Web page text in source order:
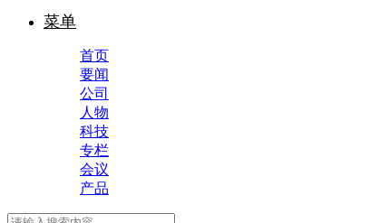
菜单
首页
要闻
公司
人物
科技
专栏
会议
产品